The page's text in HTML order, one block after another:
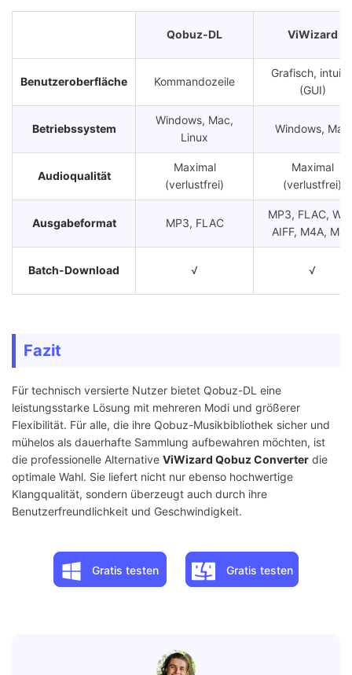
Qobuz-DL ViWizard
Benutzeroberfläche Kommandozeile
Grafisch,
(GUI)
Betriebssystem
Windows, Mac,
Linux
Windows, Mac
Audioqualität
Maximal
(verlustfrei)
Maximal
(verlustfrei)
Ausgabeformat MP3, FLAC
MP3, FLAC,
AIFF, M4A,
Batch-Download √ √
Stabilität ✩✩✩ ✩✩✩✩✩
Kosten Kostenlos Kostenpflichtig
Fazit
Für technisch versierte Nutzer bietet Qobuz-DL eine
leistungsstarke Lösung mit mehreren Modi und größerer
Flexibilität. Für alle, die ihre Qobuz-Musikbibliothek sicher und
mühelos als dauerhafte Sammlung aufbewahren möchten, ist
die professionelle Alternative ViWizard Qobuz Converter die
optimale Wahl. Sie liefert nicht nur ebenso hochwertige
Klangqualität, sondern überzeugt auch durch ihre
Benutzerfreundlichkeit und Geschwindigkeit.
Gratis testen Gratis testen